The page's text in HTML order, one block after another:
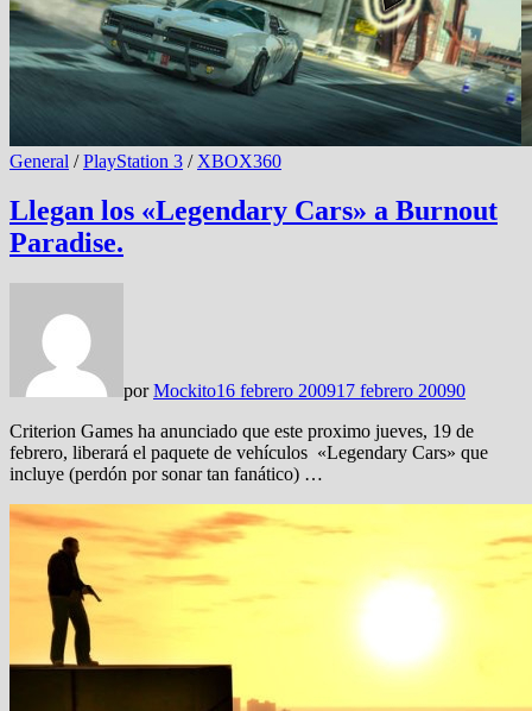
General /PlayStation 3 / XBOX360
Llegan los «Legendary Cars» a Burnout
Paradise.
porMockito16 febrero 200917 febrero 20090
Criterion Games ha anunciado que este proximo jueves, 19 de
febrero, liberará el paquete de vehículos «Legendary Cars» que
incluye (perdón por sonar tan fanático) …